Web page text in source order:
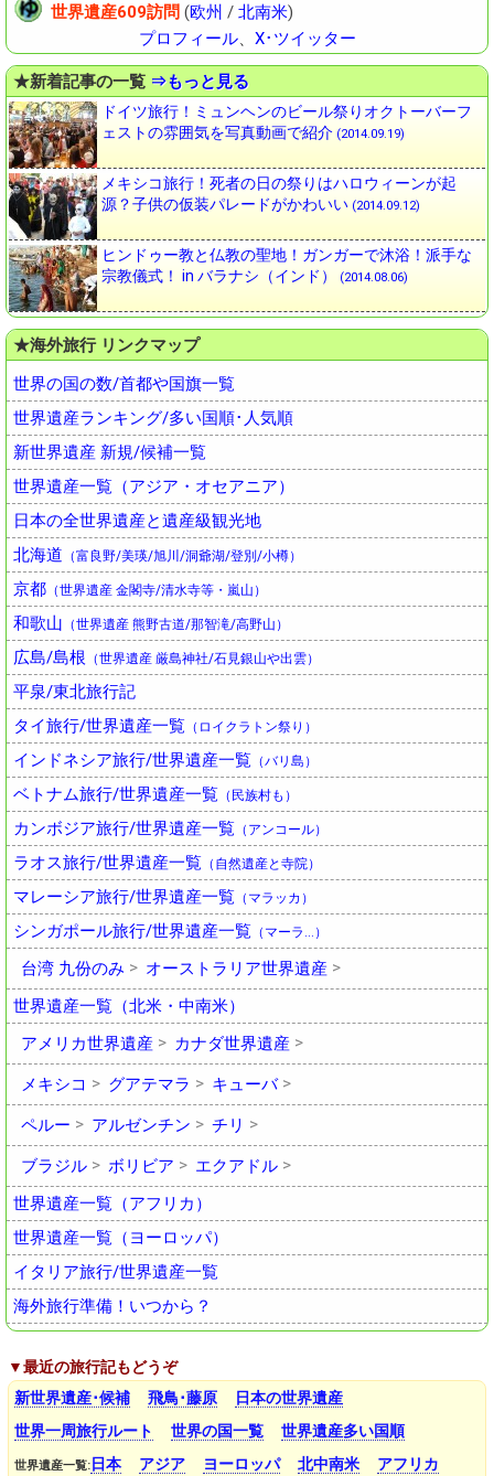
世界遺産609訪問 (欧州 / 北南米)
プロフィール、 X･ツイッター
★新着記事の一覧 ⇒もっと見る
ドイツ旅行！ミュンヘンのビール祭りオクトーバーフ
ェストの雰囲気を写真動画で紹介 (2014.09.19)
メキシコ旅行！死者の日の祭りはハロウィーンが起
源？子供の仮装パレードがかわいい (2014.09.12)
ヒンドゥー教と仏教の聖地！ガンガーで沐浴！派手な
宗教儀式！ in バラナシ（インド）
(2014.08.06)
★海外旅行 リンクマップ
世界の国の数/首都や国旗一覧
世界遺産ランキング/多い国順･人気順
新世界遺産 新規/候補一覧
世界遺産一覧（アジア・オセアニア）
日本の全世界遺産と遺産級観光地
北海道 （富良野/美瑛/旭川/洞爺湖/登別/小樽）
京都 （世界遺産 金閣寺/清水寺等・嵐山）
和歌山 （世界遺産 熊野古道/那智滝/高野山）
広島/島根 （世界遺産 厳島神社/石見銀山や出雲）
平泉/東北旅行記
タイ旅行/世界遺産一覧 （ロイクラトン祭り）
インドネシア旅行/世界遺産一覧 （バリ島）
ベトナム旅行/世界遺産一覧 （民族村も）
カンボジア旅行/世界遺産一覧 （アンコール）
ラオス旅行/世界遺産一覧 （自然遺産と寺院）
マレーシア旅行/世界遺産一覧 （マラッカ）
シンガポール旅行/世界遺産一覧 （マーラ…）
台湾 九份のみ
オーストラリア世界遺産
世界遺産一覧（北米・中南米）
アメリカ世界遺産
カナダ世界遺産
メキシコ グアテマラ キューバ
ペルー アルゼンチン チリ
ブラジル ボリビア
エクアドル
世界遺産一覧（アフリカ）
世界遺産一覧（ヨーロッパ）
イタリア旅行/世界遺産一覧
海外旅行準備！いつから？
▼最近の旅行記もどうぞ
新世界遺産･候補
飛鳥･藤原
日本の世界遺産
世界一周旅行ルート
世界の国一覧 世界遺産多い国順
世界遺産一覧: 日本 アジア ヨーロッパ 北中南米 アフリカ